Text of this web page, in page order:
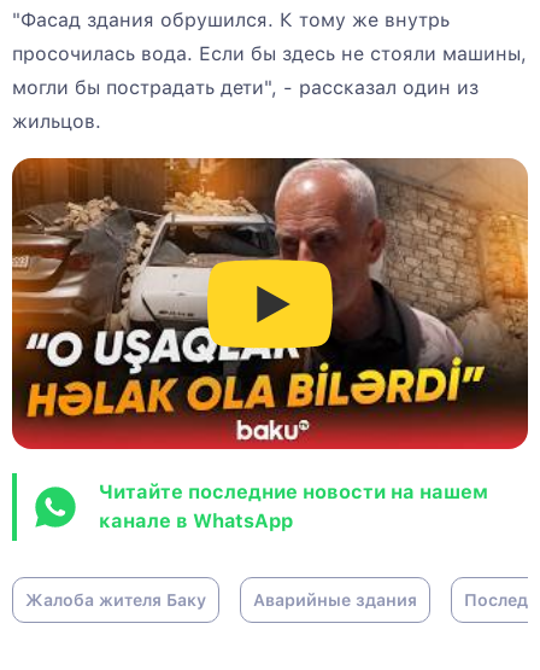
"Фасад здания обрушился. К тому же внутрь
просочилась вода. Если бы здесь не стояли машины,
могли бы пострадать дети", - рассказал один из
жильцов.
Читайте последние новости на нашем
канале в WhatsApp
Жалоба жителя Баку Аварийные здания